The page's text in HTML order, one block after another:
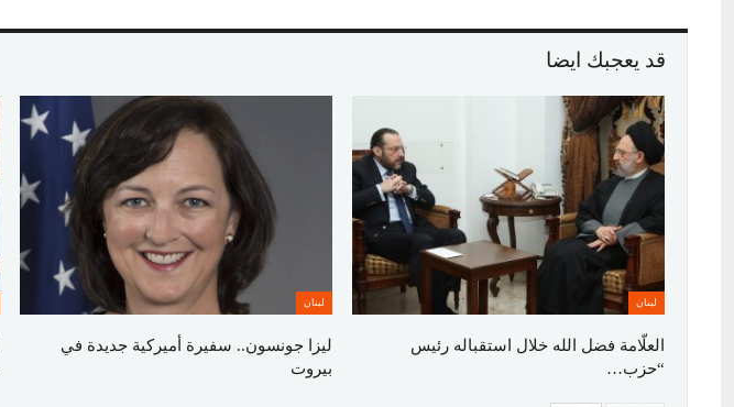
قد يعجبك ايضا
لبنان
العلّامة فضل الله خلال استقباله رئيس
“حزب…
لبنان
ليزا جونسون.. سفيرة أميركية جديدة في
بيروت